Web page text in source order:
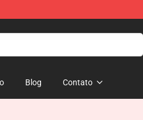
Blog Contato